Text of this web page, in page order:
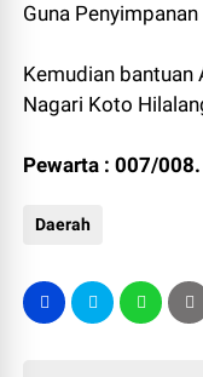
Guna
Kemudian bantuan
Nagari Koto
Pewarta : 007/008.
Daerah